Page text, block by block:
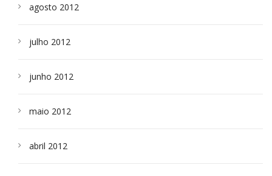
agosto 2012
julho 2012
junho 2012
maio 2012
abril 2012